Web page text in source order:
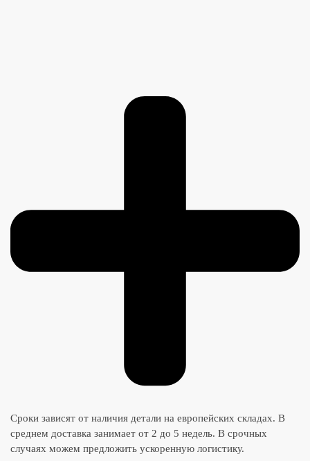
Сроки зависят от наличия детали на европейских складах. В
среднем доставка занимает от 2 до 5 недель. В срочных
случаях можем предложить ускоренную логистику.